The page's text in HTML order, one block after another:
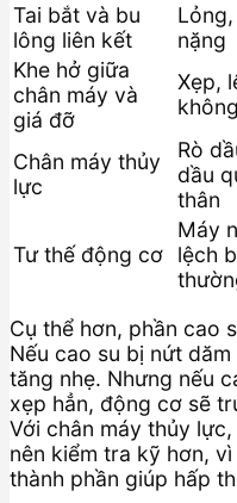
Tai bắt và bu
lông liên kết
nặng
Khe hở giữa
chân máy và
giá đỡ
Xẹp,
Chân máy thủy
lực
Rò
dầu
thân
Tư thế động cơ
Máy
lệch
Cụ thể hơn, phần cao
Nếu cao su bị nứt
tăng nhẹ. Nhưng nếu
xẹp hẳn, động cơ sẽ
Với chân máy thủy
nên kiểm tra kỹ hơn,
thành phần giúp hấp